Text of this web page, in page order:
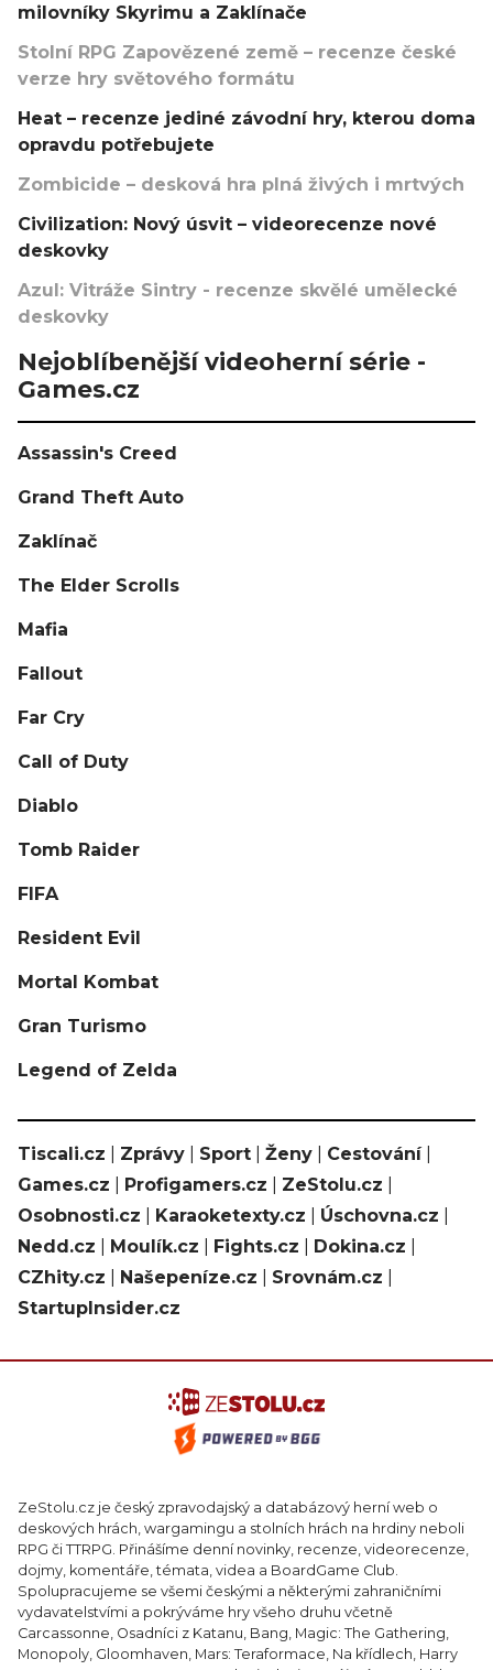
milovníky Skyrimu a Zaklínače
Stolní RPG Zapovězené země – recenze české
verze hry světového formátu
Heat – recenze jediné závodní hry, kterou doma
opravdu potřebujete
Zombicide – desková hra plná živých i mrtvých
Civilization: Nový úsvit – videorecenze nové
deskovky
Azul: Vitráže Sintry - recenze skvělé umělecké
deskovky
Nejoblíbenější videoherní série -
Games.cz
Assassin's Creed
Grand Theft Auto
Zaklínač
The Elder Scrolls
Mafia
Fallout
Far Cry
Call of Duty
Diablo
Tomb Raider
FIFA
Resident Evil
Mortal Kombat
Gran Turismo
Legend of Zelda
Tiscali.cz Zprávy Sport Ženy Cestování|
Games.cz
Profigamers.cz ZeStolu.cz
Osobnosti.cz
Karaoketexty.cz Úschovna.cz
Nedd.cz
Moulík.cz Fights.cz Dokina.cz
CZhity.cz
Našepeníze.cz Srovnám.cz
StartupInsider.cz
ZeStolu.cz je český zpravodajský a databázový herní web o
deskových hrách, wargamingu a stolních hrách na hrdiny neboli
RPG či TTRPG. Přinášíme denní novinky, recenze, videorecenze,
dojmy, komentáře, témata, videa a BoardGame Club.
Spolupracujeme se všemi českými a některými zahraničními
vydavatelstvími a pokrýváme hry všeho druhu včetně
Carcassonne, Osadníci z Katanu, Bang, Magic: The Gathering,
Monopoly, Gloomhaven, Mars: Teraformace, Na křídlech, Harry